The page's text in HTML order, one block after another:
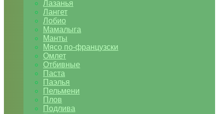
Лазанья
Лангет
Лобио
Мамалыга
Манты
Мясо по-французски
Омлет
Отбивные
Паста
Паэлья
Пельмени
Плов
Подлива